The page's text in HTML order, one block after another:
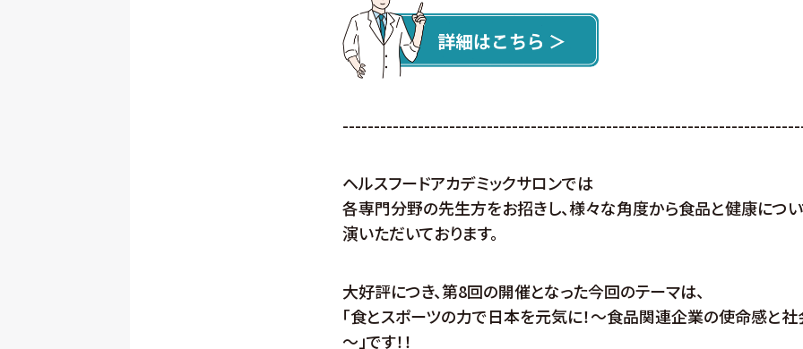
ヘルスフードアカデミックサロンでは
各専門分野の先生方をお招きし、様々な角度から食品と健康につ
演いただいております。
大好評につき、第8回の開催となった今回のテーマは、
「食とスポーツの力で日本を元気に！～食品関連企業の使命感と
～」です！！